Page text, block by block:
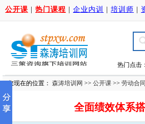
公开课 热门课程 企业内训 培训师
热门点击：
您现在的位置： 森涛培训网 >> 公开课 >> 劳动合
全面绩效体系